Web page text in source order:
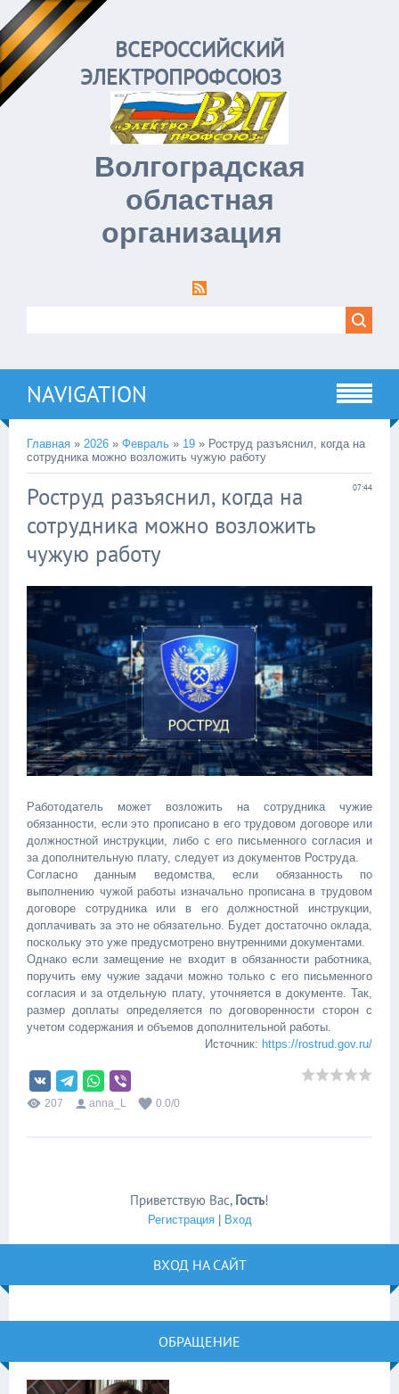
ВСЕРОССИЙСКИЙ
ЭЛЕКТРОПРОФСОЮЗ
Волгоградская
областная
организация
NAVIGATION
Главная » 2026 » Февраль » 19 » Роструд разъяснил, когда на
сотрудника можно возложить чужую работу
07:44
Роструд разъяснил, когда на
сотрудника можно возложить
чужую работу
Работодатель может возложить на сотрудника чужие
обязанности, если это прописано в его трудовом договоре или
должностной инструкции, либо с его письменного согласия и
за дополнительную плату, следует из документов Роструда.
Согласно данным ведомства, если обязанность по
выполнению чужой работы изначально прописана в трудовом
договоре сотрудника или в его должностной инструкции,
доплачивать за это не обязательно. Будет достаточно оклада,
поскольку это уже предусмотрено внутренними документами.
Однако если замещение не входит в обязанности работника,
поручить ему чужие задачи можно только с его письменного
согласия и за отдельную плату, уточняется в документе. Так,
размер доплаты определяется по договоренности сторон с
учетом содержания и объемов дополнительной работы.
Источник: https://rostrud.gov.ru/
207 anna_L 0.0/0
Приветствую Вас, Гость!
Регистрация| Вход
ВХОД НА САЙТ
ОБРАЩЕНИЕ